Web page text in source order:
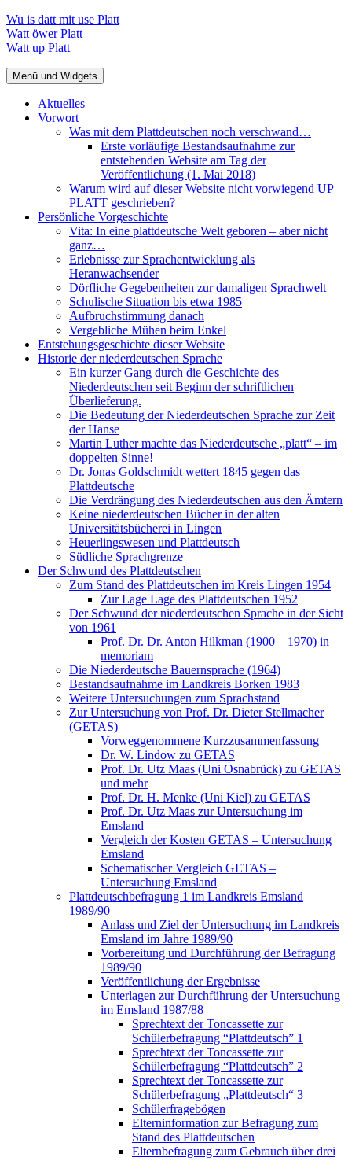
Zum
Inhalt
springen
Wu is datt mit use Platt
Watt öwer Platt
Watt up Platt
Menü und Widgets
Aktuelles
Vorwort
Was mit dem Plattdeutschen noch verschwand…
Erste vorläufige Bestandsaufnahme zur
entstehenden Website am Tag der
Veröffentlichung (1. Mai 2018)
Warum wird auf dieser Website nicht vorwiegend UP
PLATT geschrieben?
Persönliche Vorgeschichte
Vita: In eine plattdeutsche Welt geboren – aber nicht
ganz…
Erlebnisse zur Sprachentwicklung als
Heranwachsender
Dörfliche Gegebenheiten zur damaligen Sprachwelt
Schulische Situation bis etwa 1985
Aufbruchstimmung danach
Vergebliche Mühen beim Enkel
Entstehungsgeschichte dieser Website
Historie der niederdeutschen Sprache
Ein kurzer Gang durch die Geschichte des
Niederdeutschen seit Beginn der schriftlichen
Überlieferung.
Die Bedeutung der Niederdeutschen Sprache zur Zeit
der Hanse
Martin Luther machte das Niederdeutsche „platt“ – im
doppelten Sinne!
Dr. Jonas Goldschmidt wettert 1845 gegen das
Plattdeutsche
Die Verdrängung des Niederdeutschen aus den Ämtern
Keine niederdeutschen Bücher in der alten
Universitätsbücherei in Lingen
Heuerlingswesen und Plattdeutsch
Südliche Sprachgrenze
Der Schwund des Plattdeutschen
Zum Stand des Plattdeutschen im Kreis Lingen 1954
Zur Lage Lage des Plattdeutschen 1952
Der Schwund der niederdeutschen Sprache in der Sicht
von 1961
Prof. Dr. Dr. Anton Hilkman (1900 – 1970) in
memoriam
Die Niederdeutsche Bauernsprache (1964)
Bestandsaufnahme im Landkreis Borken 1983
Weitere Untersuchungen zum Sprachstand
Zur Untersuchung von Prof. Dr. Dieter Stellmacher
(GETAS)
Vorweggenommene Kurzzusammenfassung
Dr. W. Lindow zu GETAS
Prof. Dr. Utz Maas (Uni Osnabrück) zu GETAS
und mehr
Prof. Dr. H. Menke (Uni Kiel) zu GETAS
Prof. Dr. Utz Maas zur Untersuchung im
Emsland
Vergleich der Kosten GETAS – Untersuchung
Emsland
Schematischer Vergleich GETAS –
Untersuchung Emsland
Plattdeutschbefragung 1 im Landkreis Emsland
1989/90
Anlass und Ziel der Untersuchung im Landkreis
Emsland im Jahre 1989/90
Vorbereitung und Durchführung der Befragung
1989/90
Veröffentlichung der Ergebnisse
Unterlagen zur Durchführung der Untersuchung
im Emsland 1987/88
Sprechtext der Toncassette zur
Schülerbefragung “Plattdeutsch” 1
Sprechtext der Toncassette zur
Schülerbefragung “Plattdeutsch” 2
Sprechtext der Toncassette zur
Schülerbefragung „Plattdeutsch“ 3
Schülerfragebögen
Elterninformation zur Befragung zum
Stand des Plattdeutschen
Elternbefragung zum Gebrauch über drei